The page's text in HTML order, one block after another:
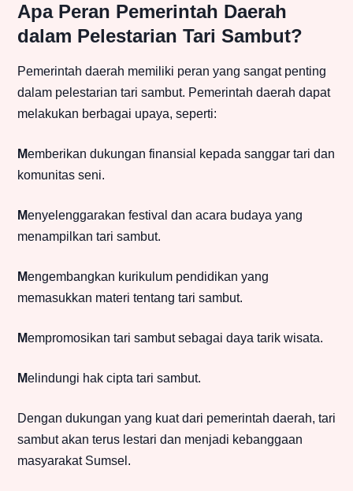
Apa Peran Pemerintah Daerah
dalam Pelestarian Tari Sambut?
Pemerintah daerah memiliki peran yang sangat penting
dalam pelestarian tari sambut. Pemerintah daerah dapat
melakukan berbagai upaya, seperti:
Memberikan dukungan finansial kepada sanggar tari dan
komunitas seni.
Menyelenggarakan festival dan acara budaya yang
menampilkan tari sambut.
Mengembangkan kurikulum pendidikan yang
memasukkan materi tentang tari sambut.
Mempromosikan tari sambut sebagai daya tarik wisata.
Melindungi hak cipta tari sambut.
Dengan dukungan yang kuat dari pemerintah daerah, tari
sambut akan terus lestari dan menjadi kebanggaan
masyarakat Sumsel.